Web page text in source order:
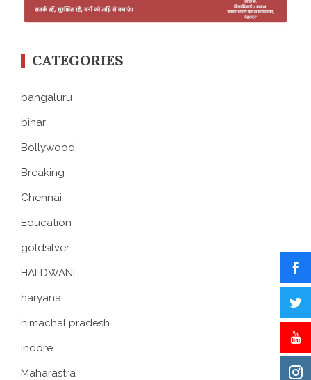
CATEGORIES
bangaluru
bihar
Bollywood
Breaking
Chennai
Education
goldsilver
HALDWANI
haryana
himachal pradesh
indore
Maharastra